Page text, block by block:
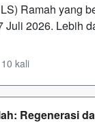
Ramah yang
2026. Lebih
kali
Regenerasi